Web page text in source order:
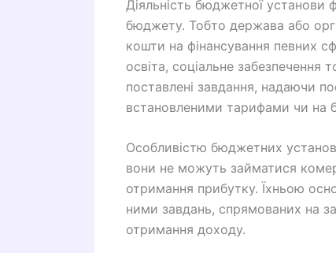
Діяльність бюджетної установи
бюджету. Тобто держава або
кошти на фінансування певних
освіта, соціальне
поставлені завдання, надаючи
встановленими тарифами чи на
Особливістю бюджетних установ
вони не можуть займатися
отримання прибутку. Їхньою
ними завдань, спрямованих на
отримання доходу.